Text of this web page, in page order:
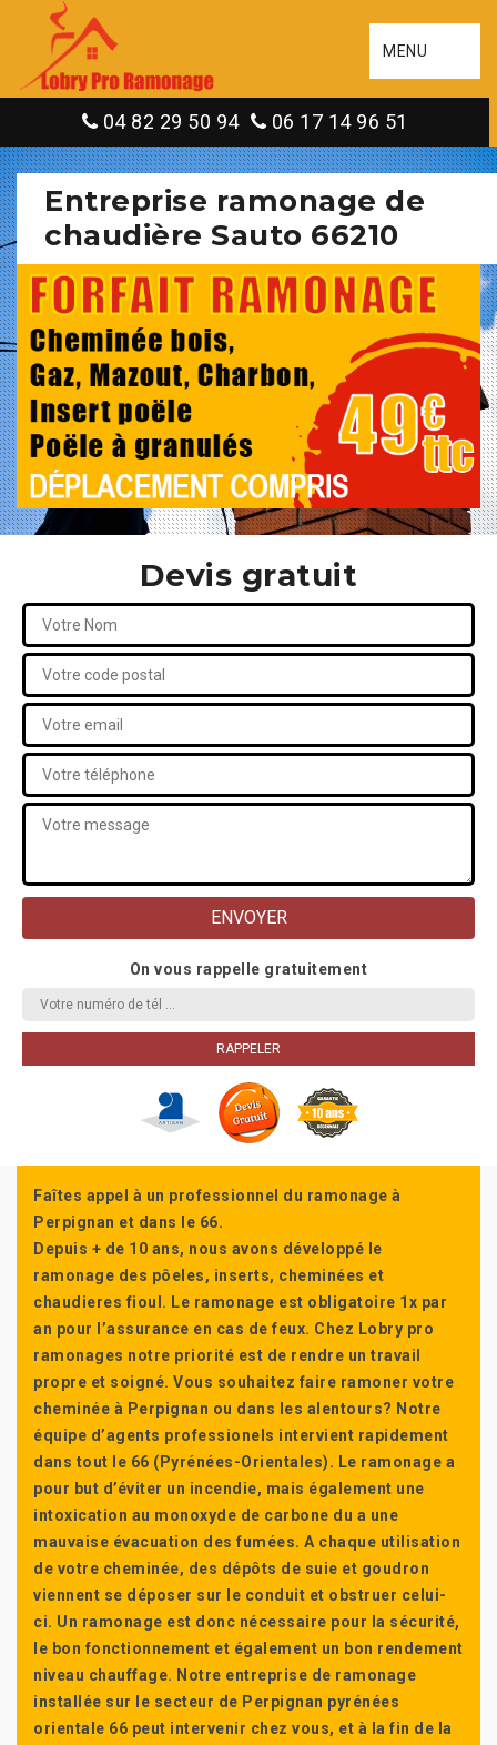
MENU
04 82 29 50 94 06 17 14 96 51
Entreprise ramonage de
chaudière Sauto 66210
Devis gratuit
On vous rappelle gratuitement
Faîtes appel à un professionnel du ramonage à
Perpignan et dans le 66.
Depuis + de 10 ans, nous avons développé le
ramonage des pôeles, inserts, cheminées et
chaudieres fioul. Le ramonage est obligatoire 1x par
an pour l’assurance en cas de feux. Chez Lobry pro
ramonages notre priorité est de rendre un travail
propre et soigné. Vous souhaitez faire ramoner votre
cheminée à Perpignan ou dans les alentours? Notre
équipe d’agents professionels intervient rapidement
dans tout le 66 (Pyrénées-Orientales). Le ramonage a
pour but d’éviter un incendie, mais également une
intoxication au monoxyde de carbone du a une
mauvaise évacuation des fumées. A chaque utilisation
de votre cheminée, des dépôts de suie et goudron
viennent se déposer sur le conduit et obstruer celui-
ci. Un ramonage est donc nécessaire pour la sécurité,
le bon fonctionnement et également un bon rendement
niveau chauffage. Notre entreprise de ramonage
installée sur le secteur de Perpignan pyrénées
orientale 66 peut intervenir chez vous, et à la fin de la